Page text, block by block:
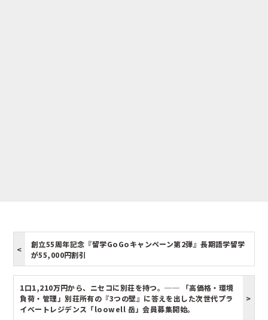
創立55周年記念『留学GoGoキャンペーン第2弾』長期語学留学
が55,000円割引
1口1,210万円から、ニセコに別荘を持つ。── 「高価格・環境
負荷・管理」別荘所有の『3つの壁』に答えを出した次世代プラ
イベートレジデンス「loowell 岳」会員募集開始。